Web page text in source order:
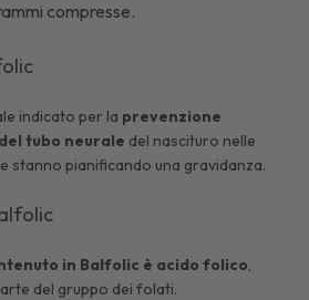
compresse.
indicato per la prevenzione
tubo neurale del nascituro nelle
stanno pianificando una gravidanza.
in Balfolic è acido folico,
del gruppo dei folati.